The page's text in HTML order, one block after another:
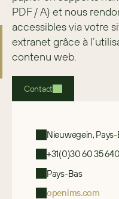
PDF / A) et nous
accessibles via votre
extranet grâce à
contenu web.
Contact
Nieuwegein,
+31(0)30 60 35 640
Pays-Bas
openims.com